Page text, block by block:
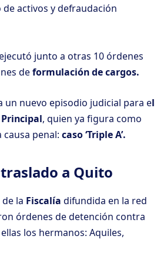
activos y defraudación
junto a otras 10 órdenes
deformulación de cargos.
un nuevo episodio judicial para el
, quien ya figura como
penal: caso ‘Triple A’.
a Quito
la Fiscalía difundida en la red
órdenes de detención contra
los hermanos: Aquiles,